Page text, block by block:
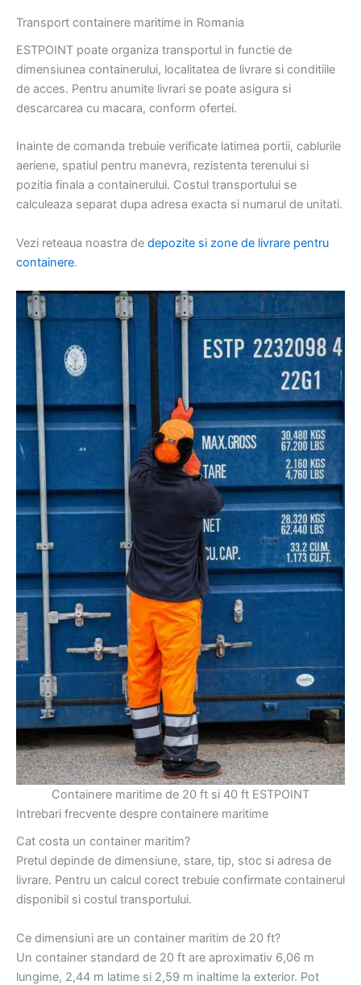
Transport containere maritime in Romania
ESTPOINT poate organiza transportul in functie de
dimensiunea containerului, localitatea de livrare si conditiile
de acces. Pentru anumite livrari se poate asigura si
descarcarea cu macara, conform ofertei.
Inainte de comanda trebuie verificate latimea portii, cablurile
aeriene, spatiul pentru manevra, rezistenta terenului si
pozitia finala a containerului. Costul transportului se
calculeaza separat dupa adresa exacta si numarul de unitati.
Vezi reteaua noastra de depozite si zone de livrare pentru
containere.
Containere maritime de 20 ft si 40 ft ESTPOINT
Intrebari frecvente despre containere maritime
Cat costa un container maritim?
Pretul depinde de dimensiune, stare, tip, stoc si adresa de
livrare. Pentru un calcul corect trebuie confirmate containerul
disponibil si costul transportului.
Ce dimensiuni are un container maritim de 20 ft?
Un container standard de 20 ft are aproximativ 6,06 m
lungime, 2,44 m latime si 2,59 m inaltime la exterior. Pot